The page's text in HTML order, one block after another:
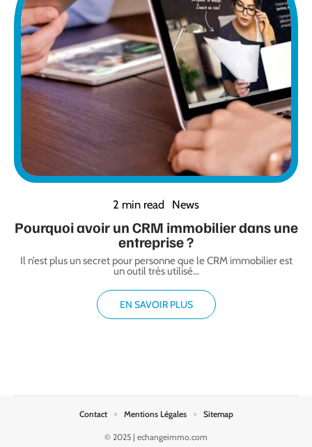
2 min read News
Pourquoi avoir un CRM immobilier dans une
entreprise ?
Il n’est plus un secret pour personne que le CRM immobilier est
un outil très utilisé…
EN SAVOIR PLUS
© 2025 | echangeimmo.com
Contact Mentions Légales Sitemap